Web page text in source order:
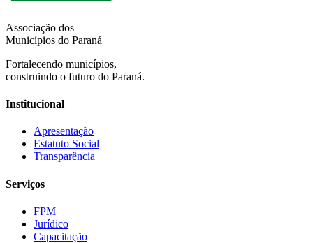
Associação dos
Municípios do Paraná
Fortalecendo municípios,
construindo o futuro do Paraná.
Institucional
Apresentação
Estatuto Social
Transparência
Serviços
FPM
Jurídico
Capacitação